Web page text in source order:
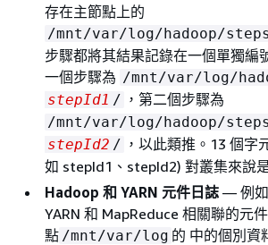
存在主節點上的
/mnt/var/log/hadoop/
步驟都將其結果記錄在一個單獨編
一個步驟為 /mnt/var/log/
stepId1 / ，第二個步驟為
/mnt/var/log/hadoop/
stepId2 / ，以此類推。13 個字
如 stepId1、stepId2) 對叢集來說
Hadoop 和 YARN 元件日誌 — 例
YARN 和 MapReduce 相關聯的元
點 /mnt/var/log 的 中的個別資